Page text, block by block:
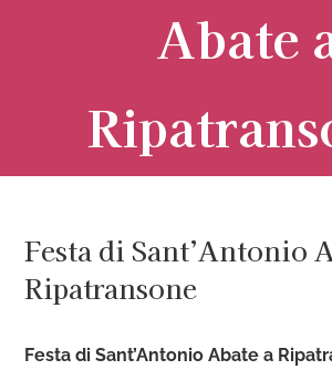
Abate
Festa di Sant’Antonio
Ripatransone
Festa di Sant’Antonio Abate a